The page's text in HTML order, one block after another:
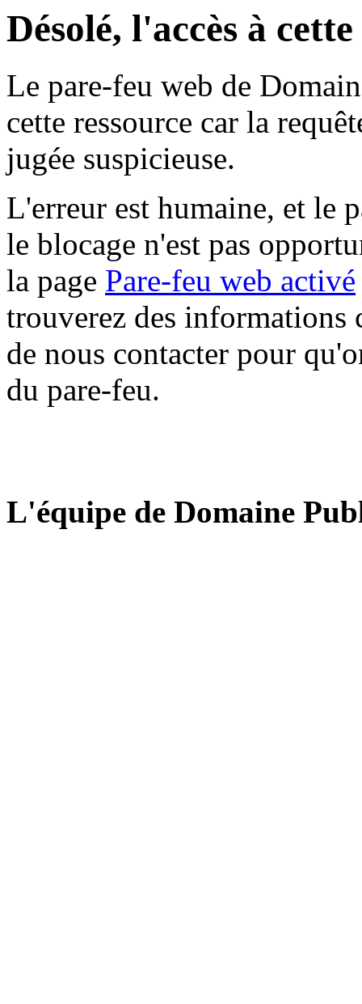
Désolé, l'accès à
Le pare-feu web de
cette ressource car la
jugée suspicieuse.
L'erreur est humaine, et le
le blocage n'est pas
la page Pare-feu web activé
trouverez des informations
de nous contacter pour
du pare-feu.
L'équipe de Domaine